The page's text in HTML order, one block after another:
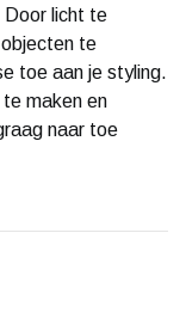
Door licht te
te
toe aan je styling.
maken en
naar toe